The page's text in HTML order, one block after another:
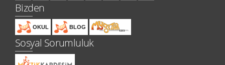
Bizden
OKUL BLOG
Sosyal Sorumluluk